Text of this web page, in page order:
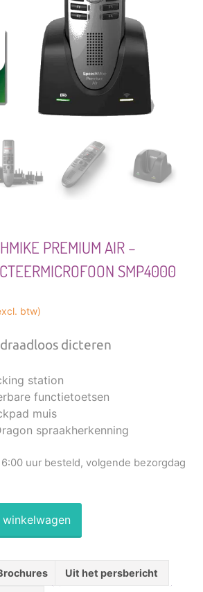
PREMIUM AIR –
SMP4000
btw)
dicteren
station
functietoetsen
muis
spraakherkenning
uur besteld, volgende bezorgdag
Uit het persbericht